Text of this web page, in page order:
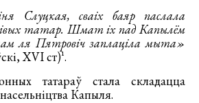
Слуцкая, сваіх баяр паслала
татар. Шмат іх пад Капылём
ля Пятровіч заплаціла мыта»
XVI ст)¹.
татараў стала складацца
Капыля.